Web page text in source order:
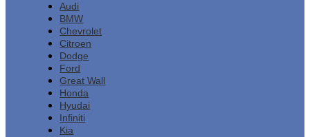
Audi
BMW
Chevrolet
Citroen
Dodge
Ford
Great Wall
Honda
Hyudai
Infiniti
Kia